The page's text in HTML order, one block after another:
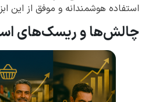
استفاده هوشمندانه و موفق از این
چالش‌ها و ریسک‌های